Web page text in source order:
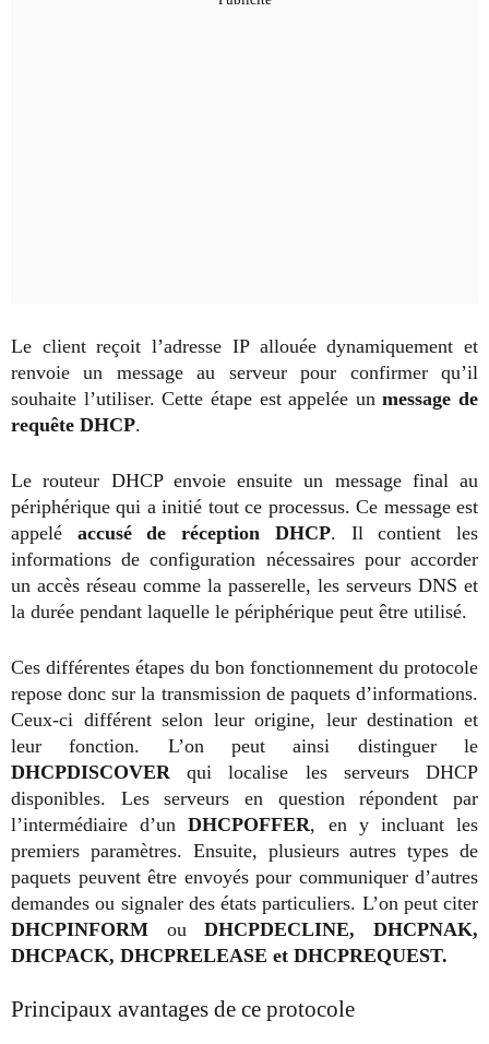
Le client reçoit l’adresse IP allouée dynamiquement et
renvoie un message au serveur pour confirmer qu’il
souhaite l’utiliser. Cette étape est appelée unmessage de
requête DHCP.
Le routeur DHCP envoie ensuite un message final au
périphérique qui a initié tout ce processus. Ce message est
appelé accusé de réception DHCP. Il contient les
informations de configuration nécessaires pour accorder
un accès réseau comme la passerelle, les serveurs DNS et
la durée pendant laquelle le périphérique peut être utilisé.
Ces différentes étapes du bon fonctionnement du protocole
repose donc sur la transmission de paquets d’informations.
Ceux-ci différent selon leur origine, leur destination et
leur fonction. L’on peut ainsi distinguer le
DHCPDISCOVERqui localise les serveurs DHCP
disponibles. Les serveurs en question répondent par
l’intermédiaire d’unDHCPOFFER, en y incluant les
premiers paramètres. Ensuite, plusieurs autres types de
paquets peuvent être envoyés pour communiquer d’autres
demandes ou signaler des états particuliers. L’on peut citer
DHCPINFORM ouDHCPDECLINE, DHCPNAK,
DHCPACK, DHCPRELEASE et DHCPREQUEST.
Principaux avantages de ce protocole